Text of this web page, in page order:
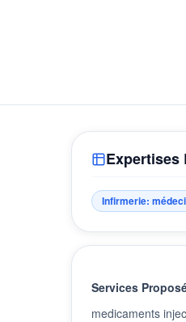
Expertises
Infirmerie:
Services
medicaments